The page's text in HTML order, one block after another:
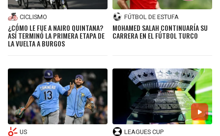
CICLISMO
¿CÓMO LE FUE A NAIRO QUINTANA?
ASÍ TERMINÓ LA PRIMERA ETAPA DE
LA VUELTA A BURGOS
FÚTBOL DE ESTUFA
MOHAMED SALAH CONTINUARÍA SU
CARRERA EN EL FÚTBOL TURCO
US LEAGUES CUP